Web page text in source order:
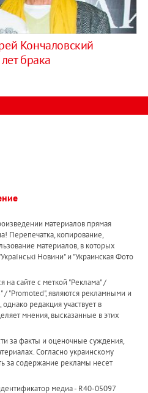
Кончаловский
брака
материалов прямая
Перепечатка, копирование,
материалов, в которых
Новини" и "Украинская Фото
сайте с меткой "Реклама" /
"Promoted", являются рекламными и
редакция участвует в
мнения, высказанные в этих
за факты и оценочные суждения,
Согласно украинскому
за содержание рекламы несет
медиа - R40-05097